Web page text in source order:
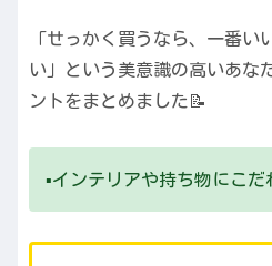
「せっかく買うなら、一番い
い」という美意識の高いあな
ントをまとめました📝
▪️インテリアや持ち物にこだ